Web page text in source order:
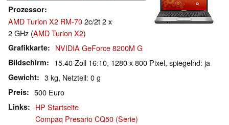
Prozessor
AMD Turion X2 RM-702c/2t 2 x
2 GHz (AMD Turion X2)
Grafikkarte NVIDIA GeForce 8200M G
Bildschirm 15.40 Zoll 16:10, 1280 x 800 Pixel, spiegelnd: ja
Gewicht 3 kg, Netzteil: 0 g
Preis 500 Euro
Links
HP Startseite
Compaq Presario CQ50 (Serie)